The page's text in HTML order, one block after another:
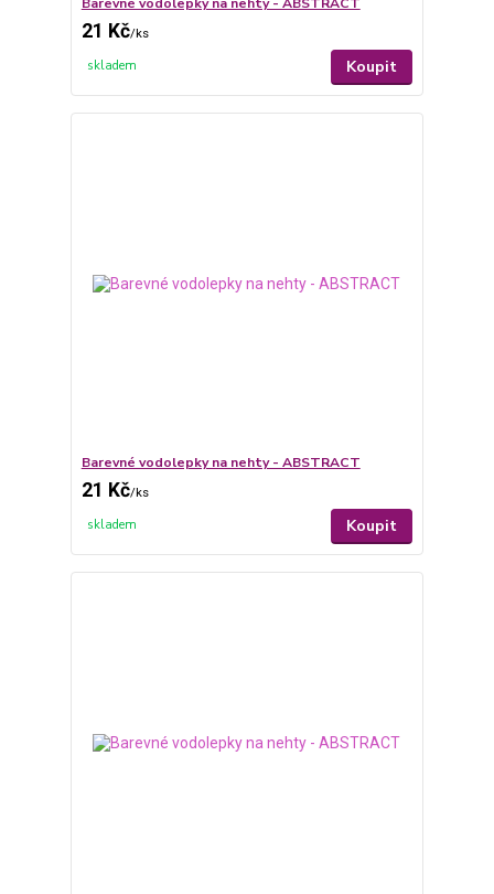
21 Kč/ks
skladem Koupit
Barevné vodolepky na nehty - ABSTRACT
21 Kč/ks
skladem Koupit